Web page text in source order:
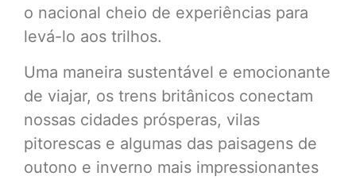
o nacional cheio de experiências para
levá-lo aos trilhos.
Uma maneira sustentável e emocionante
de viajar, os trens britânicos conectam
nossas cidades prósperas, vilas
pitorescas e algumas das paisagens de
outono e inverno mais impressionantes